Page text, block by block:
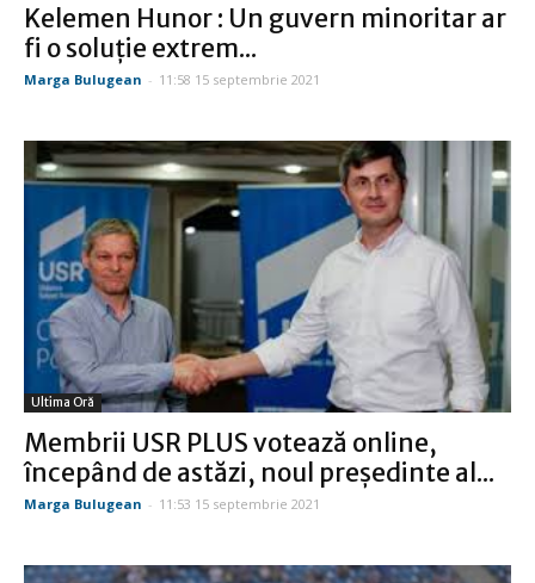
Kelemen Hunor : Un guvern minoritar ar
fi o soluţie extrem...
Marga Bulugean - 11:58 15 septembrie 2021
Ultima Oră
Membrii USR PLUS votează online,
începând de astăzi, noul preşedinte al...
Marga Bulugean - 11:53 15 septembrie 2021